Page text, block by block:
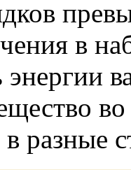
в
в разные